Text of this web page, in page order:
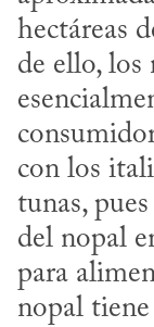
hectáreas
de ello, los
con los
tunas,
del nopal
para
nopal